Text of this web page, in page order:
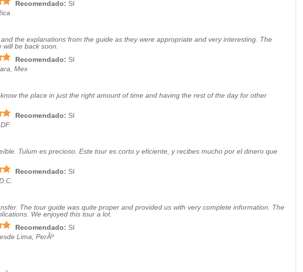
Recomendado: SI
the explanations from the guide as they were appropriate and very interesting. The
be back soon.
Recomendado: SI
Mex
the place in just the right amount of time and having the rest of the day for other
Recomendado: SI
Tulum es precioso. Este tour es corto y eficiente, y recibes mucho por el dinero que
Recomendado: SI
The tour guide was quite proper and provided us with very complete information. The
We enjoyed this tour a lot.
Recomendado: SI
Lima, PerÃº